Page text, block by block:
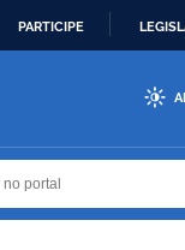
PARTICIPE